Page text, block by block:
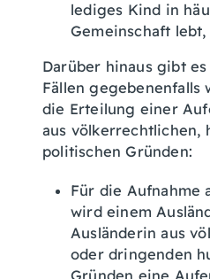
lediges Kind in
Gemeinschaft
Darüber hinaus gibt
Fällen gegebenenfalls
die Erteilung einer
aus völkerrechtlichen,
politischen Gründen:
Für die Aufnahme
wird einem
Ausländerin aus
oder dringenden
Gründen eine